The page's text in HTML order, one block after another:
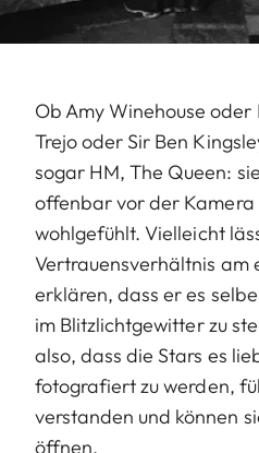
Ob Amy Winehouse
Trejo oder Sir Ben
sogar HM, The Queen:
offenbar vor der
wohlgefühlt. Vielleicht
Vertrauensverhältnis am
erklären, dass er es
im Blitzlichtgewitter zu
also, dass die Stars es
fotografiert zu werden,
verstanden und können
öffnen.